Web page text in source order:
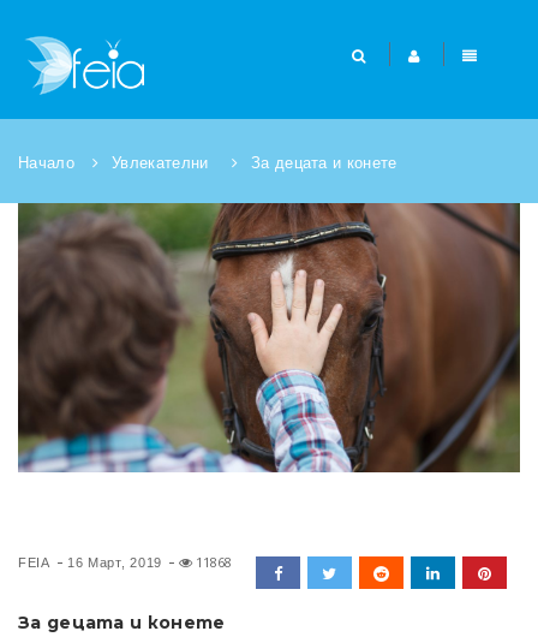
Начало Увлекателни За децата и конете
FEIA 16 Март, 2019 11868
За децата и конете